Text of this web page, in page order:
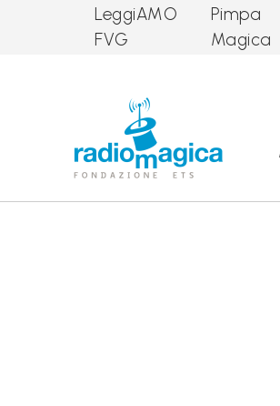
LeggiAMO
FVG
Pimpa
Magica